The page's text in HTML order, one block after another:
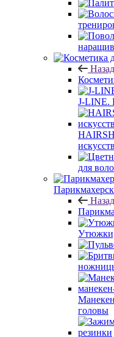
Назад
J-LINE.
для
Назад
головы